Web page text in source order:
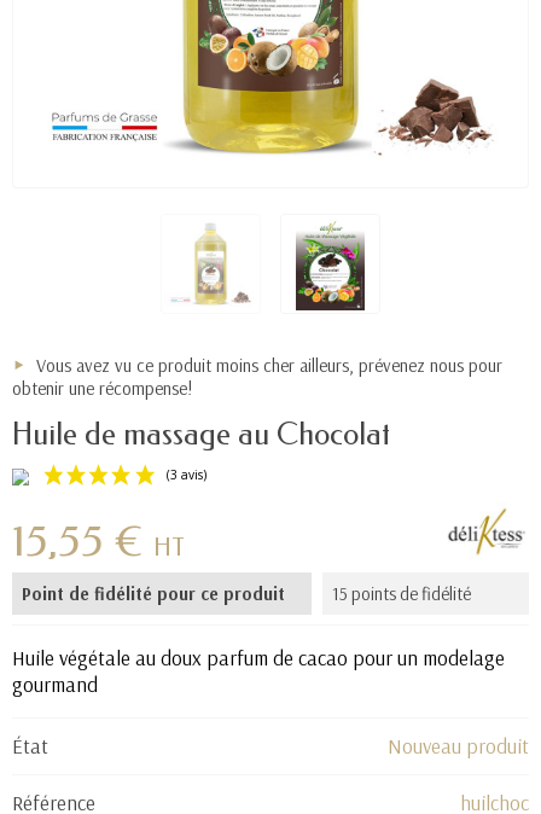
Vous avez vu ce produit moins cher ailleurs, prévenez nous pour
obtenir une récompense!
Huile de massage au Chocolat
(3 avis)
15,55 € HT
Point de fidélité pour ce produit 15 points de fidélité
Huile végétale au doux parfum de cacao pour un modelage
gourmand
État Nouveau produit
Référence huilchoc